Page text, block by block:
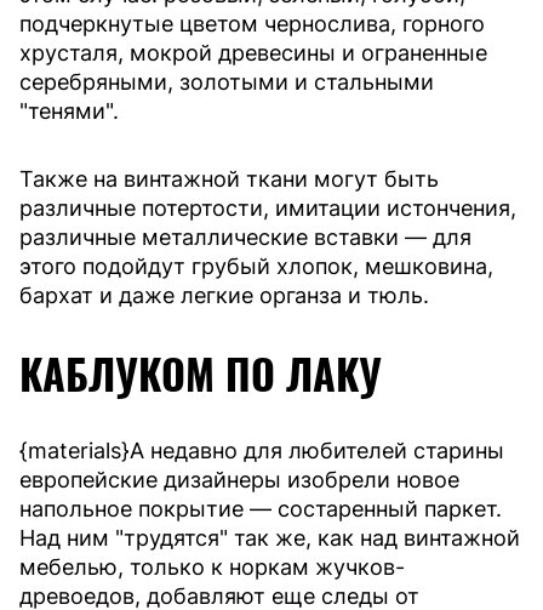
подчеркнутые цветом чернослива, горного
хрусталя, мокрой древесины и ограненные
серебряными, золотыми и стальными
"тенями".
Также на винтажной ткани могут быть
различные потертости, имитации истончения,
различные металлические вставки — для
этого подойдут грубый хлопок, мешковина,
бархат и даже легкие органза и тюль.
КАБЛУКОМ ПО ЛАКУ
{materials}А недавно для любителей старины
европейские дизайнеры изобрели новое
напольное покрытие — состаренный паркет.
Над ним "трудятся" так же, как над винтажной
мебелью, только к норкам жучков-
древоедов, добавляют еще следы от